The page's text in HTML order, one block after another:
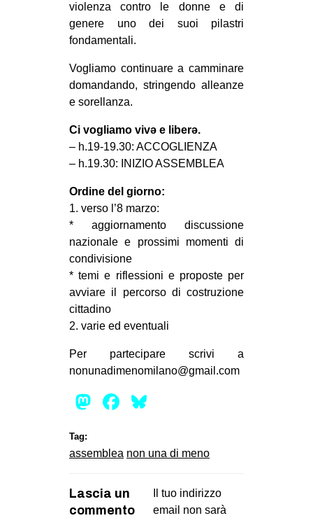
AMBIENTE
ANTIFASCISMO
GENERI
MIGRAZIONI
PRECARIATO
REPRESSIONE
CULTURE
ARTE
MANIFESTI
RECENSIONI
INTERNAZIONALE
AFRICA
AMERICHE
EUROPA
MONDO
violenza contro le donne e di
genere uno dei suoi pilastri
fondamentali.
Vogliamo continuare a camminare
domandando, stringendo alleanze
e sorellanza.
Ci vogliamo vivə e liberə.
– h.19-19.30: ACCOGLIENZA
– h.19.30: INIZIO ASSEMBLEA
Ordine del giorno:
1. verso l’8 marzo:
* aggiornamento discussione
nazionale e prossimi momenti di
condivisione
* temi e riflessioni e proposte per
avviare il percorso di costruzione
cittadino
2. varie ed eventuali
Per partecipare scrivi a
nonunadimenomilano@gmail.com
Mastodon
Facebook
Tag:
assemblea non una di meno
Lascia un
commento
Il tuo indirizzo
email non sarà